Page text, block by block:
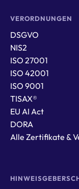
VERORDNUNGEN
DSGVO
NIS2
ISO 27001
ISO 42001
ISO 9001
TISAX®
EU AI Act
DORA
Alle Zertifikate &